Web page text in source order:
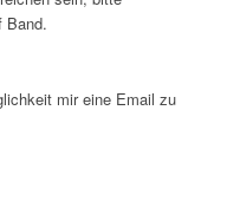
Band.
mir eine Email zu